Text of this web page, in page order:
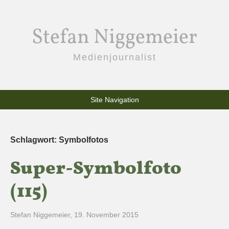
Stefan Niggemeier
Medienjournalist
Site Navigation
Schlagwort: Symbolfotos
Super-Symbolfoto
(115)
Stefan Niggemeier, 19. November 2015